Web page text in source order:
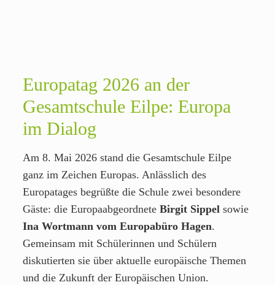
Europatag 2026 an der
Gesamtschule Eilpe: Europa
im Dialog
Am 8. Mai 2026 stand die Gesamtschule Eilpe
ganz im Zeichen Europas. Anlässlich des
Europatages begrüßte die Schule zwei besondere
Gäste: die Europaabgeordnete Birgit Sippelsowie
Ina Wortmann vom Europabüro Hagen.
Gemeinsam mit Schülerinnen und Schülern
diskutierten sie über aktuelle europäische Themen
und die Zukunft der Europäischen Union.